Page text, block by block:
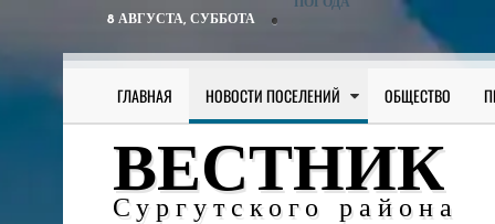
8 АВГУСТА, СУББОТА
ПОГОДА
ГЛАВНАЯ НОВОСТИ ПОСЕЛЕНИЙ ОБЩЕСТВО
ВЕСТНИК
Сургутского района